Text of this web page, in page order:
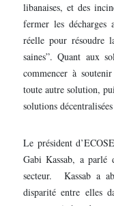
libanaises, et des
fermer les décharges
réelle pour résoudre
saines”. Quant aux
commencer à
toute autre solution,
solutions
Le président
Gabi Kassab, a parlé
secteur. Kassab a
disparité entre elles